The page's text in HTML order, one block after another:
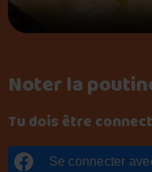
Noter la
Tu dois être
Se connecter